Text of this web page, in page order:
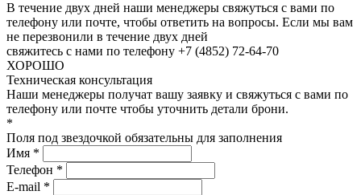
В течение двух дней наши менеджеры свяжуться с вами по
телефону или почте, чтобы ответить на вопросы. Если мы вам
не перезвонили в течение двух дней
свяжитесь с нами по телефону +7 (4852) 72-64-70
ХОРОШО
Техническая консультация
Наши менеджеры получат вашу заявку и свяжуться с вами по
телефону или почте чтобы уточнить детали брони.
*
Поля под звездочкой обязательны для заполнения
Имя *
Телефон *
E-mail *